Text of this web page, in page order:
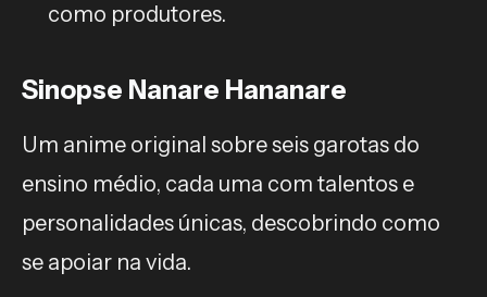
como produtores.
Sinopse Nanare Hananare
Um anime original sobre seis garotas do
ensino médio, cada uma com talentos e
personalidades únicas, descobrindo como
se apoiar na vida.